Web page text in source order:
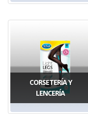
CORSETERÍA Y
LENCERÍA